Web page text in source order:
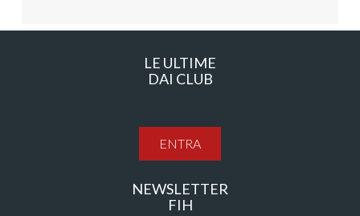
LE ULTIME
DAI CLUB
ENTRA
NEWSLETTER
FIH